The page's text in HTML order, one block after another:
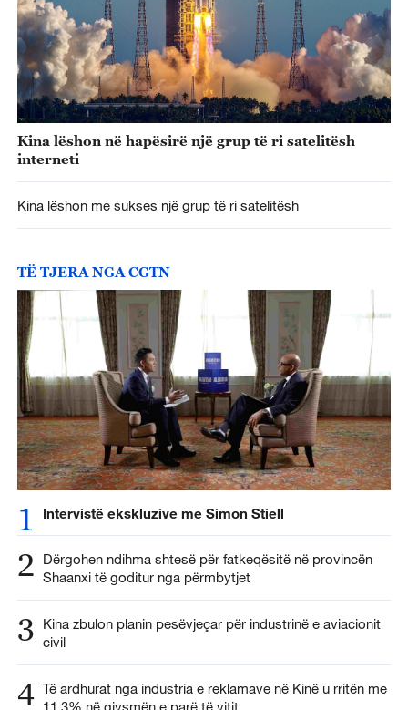
Kina lëshon në hapësirë një grup të ri satelitësh
interneti
Kina lëshon me sukses një grup të ri satelitësh
TË TJERA NGA CGTN
1 Intervistë ekskluzive me Simon Stiell
2
Dërgohen ndihma shtesë për fatkeqësitë në provincën
Shaanxi të goditur nga përmbytjet
3
Kina zbulon planin pesëvjeçar për industrinë e aviacionit
civil
4 Të ardhurat nga industria e reklamave në Kinë u rritën me
11.3% në gjysmën e parë të vitit